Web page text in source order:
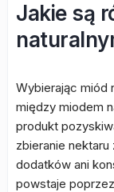
Jakie są
Wybierając miód
między miodem
produkt
zbieranie
dodatków ani
powstaje